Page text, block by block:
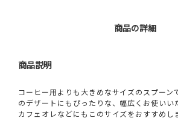
商品の詳細
商品説明
コーヒー用よりも大きめなサイズのスプーン
のデザートにもぴったりな、幅広くお使いい
カフェオレなどにもこのサイズをおすすめし